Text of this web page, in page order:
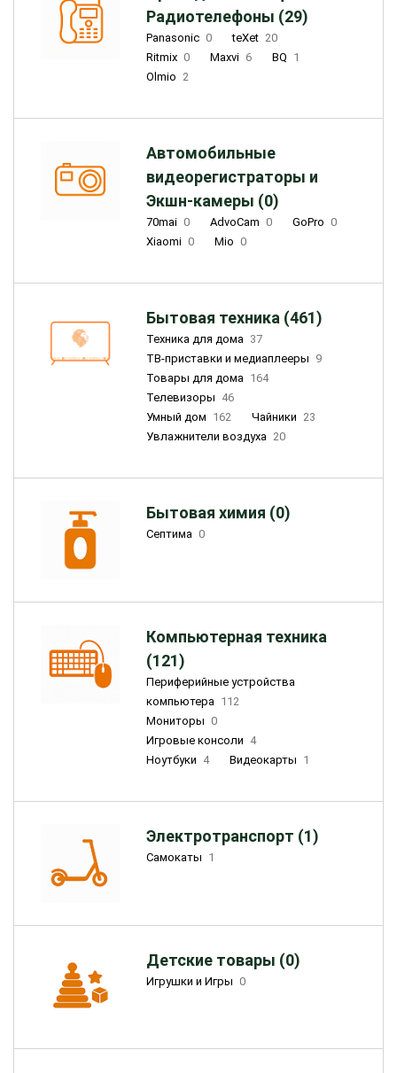
Радиотелефоны (29)
Panasonic 0 teXet 20
Ritmix 0 Maxvi 6 BQ 1
Olmio 2
Автомобильные
видеорегистраторы и
Экшн-камеры (0)
70mai 0 AdvoCam 0 GoPro 0
Xiaomi 0 Mio 0
Бытовая техника (461)
Техника для дома 37
ТВ-приставки и медиаплееры 9
Товары для дома 164
Телевизоры 46
Умный дом 162 Чайники 23
Увлажнители воздуха 20
Бытовая химия (0)
Септима 0
Компьютерная техника
(121)
Периферийные устройства
компьютера 112
Мониторы 0
Игровые консоли 4
Ноутбуки 4 Видеокарты 1
Электротранспорт (1)
Самокаты 1
Детские товары (0)
Игрушки и Игры 0